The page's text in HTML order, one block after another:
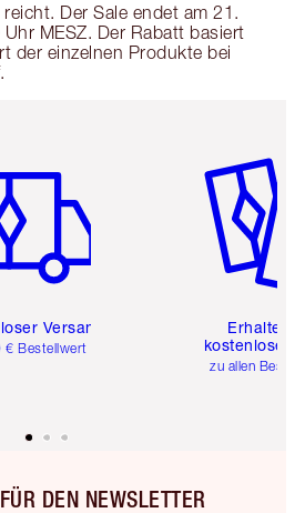
Der Sale endet am 21.
MESZ. Der Rabatt basiert
der einzelnen Produkte bei
Versand
€ Bestellwert
Erhalte
kostenlose
zu allen
DEN NEWSLETTER